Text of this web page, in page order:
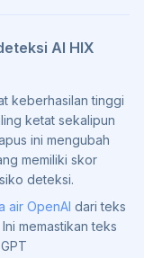
AI HIX
keberhasilan tinggi
ketat sekalipun
ini mengubah
memiliki skor
deteksi.
air OpenAI dari teks
memastikan teks